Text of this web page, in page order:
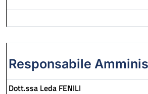
Responsabile
Dott.ssa Leda FENILI